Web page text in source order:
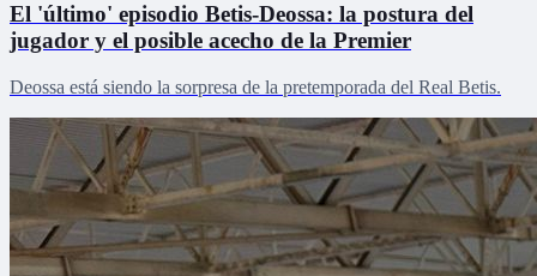
El 'último' episodio Betis-Deossa: la postura del
jugador y el posible acecho de la Premier
Deossa está siendo la sorpresa de la pretemporada del Real Betis.